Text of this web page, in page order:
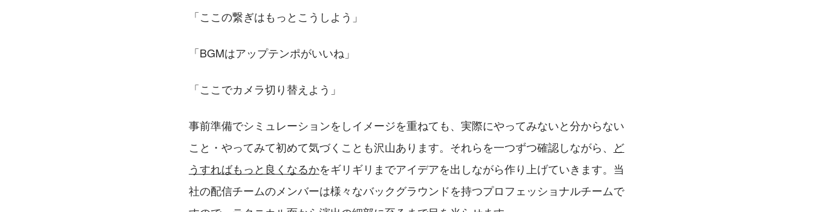
「ここの繋ぎはもっとこうしよう」
「BGMはアップテンポがいいね」
「ここでカメラ切り替えよう」
事前準備でシミュレーションをしイメージを重ねても、実際にやってみないと分からない
こと・やってみて初めて気づくことも沢山あります。それらを一つずつ確認しながら、
ど
うすればもっと良くなるかをギリギリまでアイデアを出しながら作り上げていきます。当
社の配信チームのメンバーは様々なバックグラウンドを持つプロフェッショナルチームで